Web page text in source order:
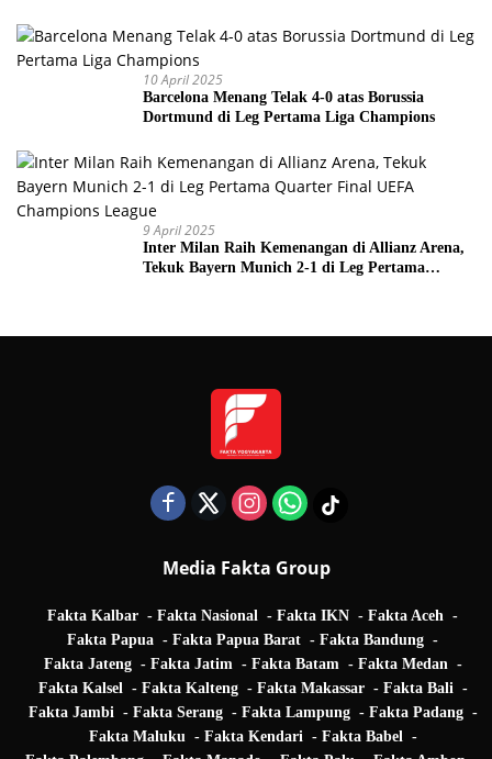
10 April 2025
Barcelona Menang Telak 4-0 atas Borussia
Dortmund di Leg Pertama Liga Champions
9 April 2025
Inter Milan Raih Kemenangan di Allianz Arena,
Tekuk Bayern Munich 2-1 di Leg Pertama
Media Fakta Group
Fakta Kalbar Fakta Nasional Fakta IKN
Fakta Aceh
Fakta Papua
Fakta Papua Barat
Fakta Bandung
Fakta Jateng
Fakta Jatim Fakta Batam
Fakta Medan
Fakta Kalsel
Fakta Kalteng Fakta Makassar
Fakta Bali
Fakta Jambi
Fakta Serang Fakta Lampung
Fakta Padang
Fakta Maluku
Fakta Kendari
Fakta Babel